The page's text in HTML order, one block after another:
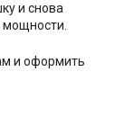
и снова
мощности.
и оформить